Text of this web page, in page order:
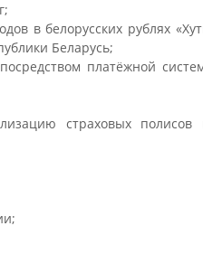
в белорусских рублях
Беларусь;
платёжной
страховых полисов